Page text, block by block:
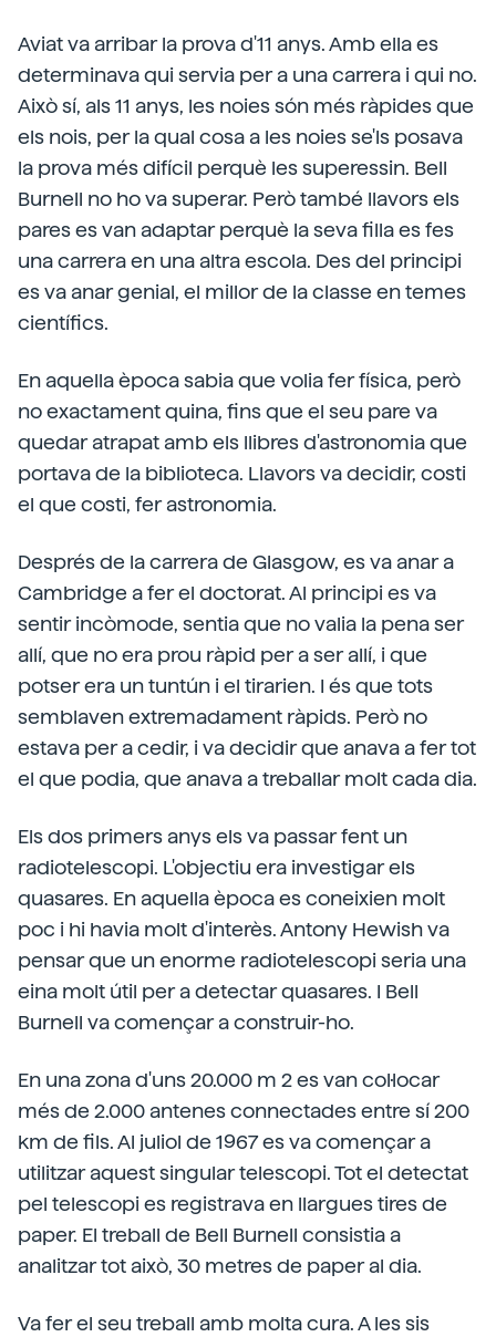
Aviat va arribar la prova d'11 anys. Amb ella es
determinava qui servia per a una carrera i qui no.
Això sí, als 11 anys, les noies són més ràpides que
els nois, per la qual cosa a les noies se'ls posava
la prova més difícil perquè les superessin. Bell
Burnell no ho va superar. Però també llavors els
pares es van adaptar perquè la seva filla es fes
una carrera en una altra escola. Des del principi
es va anar genial, el millor de la classe en temes
científics.
En aquella època sabia que volia fer física, però
no exactament quina, fins que el seu pare va
quedar atrapat amb els llibres d'astronomia que
portava de la biblioteca. Llavors va decidir, costi
el que costi, fer astronomia.
Després de la carrera de Glasgow, es va anar a
Cambridge a fer el doctorat. Al principi es va
sentir incòmode, sentia que no valia la pena ser
allí, que no era prou ràpid per a ser allí, i que
potser era un tuntún i el tirarien. I és que tots
semblaven extremadament ràpids. Però no
estava per a cedir, i va decidir que anava a fer tot
el que podia, que anava a treballar molt cada dia.
Els dos primers anys els va passar fent un
radiotelescopi. L'objectiu era investigar els
quasares. En aquella època es coneixien molt
poc i hi havia molt d'interès. Antony Hewish va
pensar que un enorme radiotelescopi seria una
eina molt útil per a detectar quasares. I Bell
Burnell va començar a construir-ho.
En una zona d'uns 20.000 m 2 es van col·locar
més de 2.000 antenes connectades entre sí 200
km de fils. Al juliol de 1967 es va començar a
utilitzar aquest singular telescopi. Tot el detectat
pel telescopi es registrava en llargues tires de
paper. El treball de Bell Burnell consistia a
analitzar tot això, 30 metres de paper al dia.
Va fer el seu treball amb molta cura. A les sis